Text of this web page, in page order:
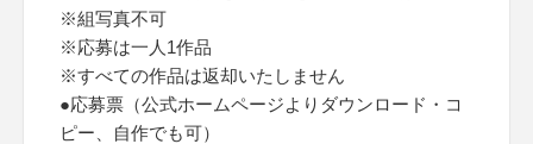
※組写真不可
※応募は一人1作品
※すべての作品は返却いたしません
●応募票（公式ホームページよりダウンロード・コ
ピー、自作でも可）